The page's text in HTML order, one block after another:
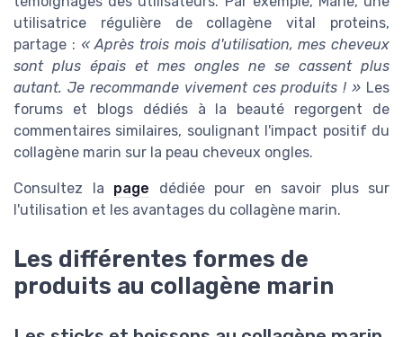
utilisatrice régulière de collagène vital proteins,
partage : « Après trois mois d'utilisation, mes cheveux
sont plus épais et mes ongles ne se cassent plus
autant. Je recommande vivement ces produits ! » Les
forums et blogs dédiés à la beauté regorgent de
commentaires similaires, soulignant l'impact positif du
collagène marin sur la peau cheveux ongles.
Consultez la page dédiée pour en savoir plus sur
l'utilisation et les avantages du collagène marin.
Les différentes formes de
produits au collagène marin